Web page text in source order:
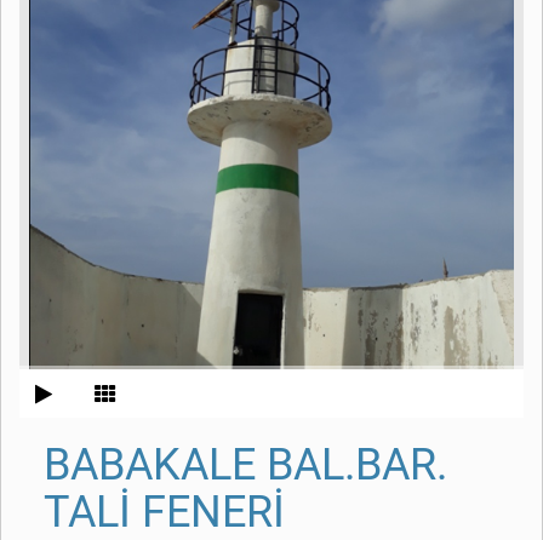
BABAKALE BAL.BAR.
TALİ FENERİ